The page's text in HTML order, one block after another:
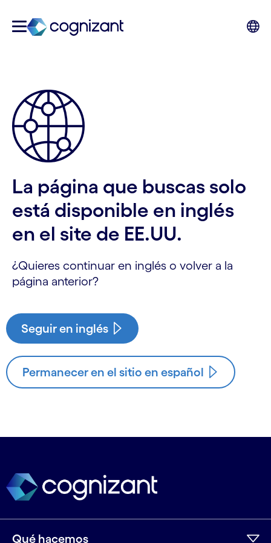
La página que buscas solo
está disponible en inglés
en el site de EE.UU.
¿Quieres continuar en inglés o volver a la
página anterior?
Seguir en inglés
Permanecer en el sitio en español
Qué hacemos